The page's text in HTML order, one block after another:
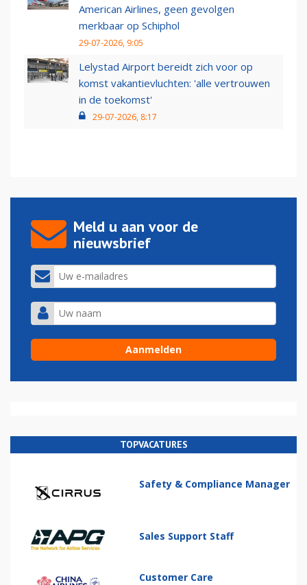
American Airlines, geen gevolgen
merkbaar op Schiphol
29-07-2026, 9:05
Lelystad Airport bereidt zich voor op
komst vakantievluchten: 'alle vertrouwen
in de toekomst'
29-07-2026, 8:17
Meld u aan voor de
nieuwsbrief
TOPVACATURES
Safety & Compliance Manager
Sales Support Staff
Customer Care